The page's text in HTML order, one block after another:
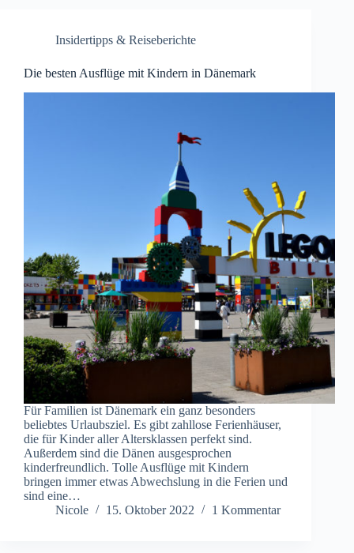
Insidertipps & Reiseberichte
Die besten Ausflüge mit Kindern in Dänemark
Für Familien ist Dänemark ein ganz besonders
beliebtes Urlaubsziel. Es gibt zahllose Ferienhäuser,
die für Kinder aller Altersklassen perfekt sind.
Außerdem sind die Dänen ausgesprochen
kinderfreundlich. Tolle Ausflüge mit Kindern
bringen immer etwas Abwechslung in die Ferien und
sind eine…
Nicole
15. Oktober 2022 1 Kommentar